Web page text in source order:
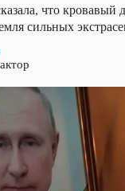
что кровавый
сильных